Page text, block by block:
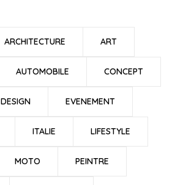
ARCHITECTURE ART
AUTOMOBILE CONCEPT
DESIGN EVENEMENT
ITALIE LIFESTYLE
MOTO PEINTRE